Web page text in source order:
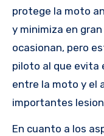
protege la moto
y minimiza en
ocasionan, pero
piloto al que evita
entre la moto y el
importantes
En cuanto a los